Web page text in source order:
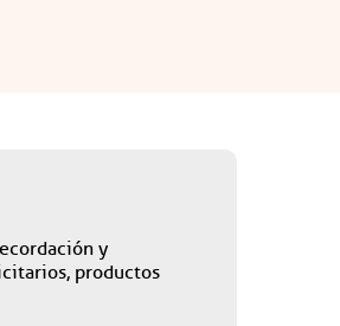
y
productos